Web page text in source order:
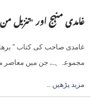
غامدی منہج اور “تنزیل
غامدی صاحب کی کتاب ”
مجموعہ ہے جن میں معاصر
.. مزید پڑھیں